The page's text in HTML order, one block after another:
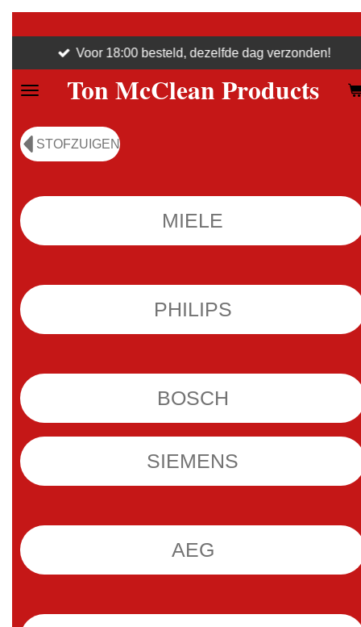
naar
de
Ton McClean Products
Voor 18:00 besteld, dezelfde dag verzonden!
STOFZUIGEN
MIELE
PHILIPS
BOSCH
SIEMENS
AEG